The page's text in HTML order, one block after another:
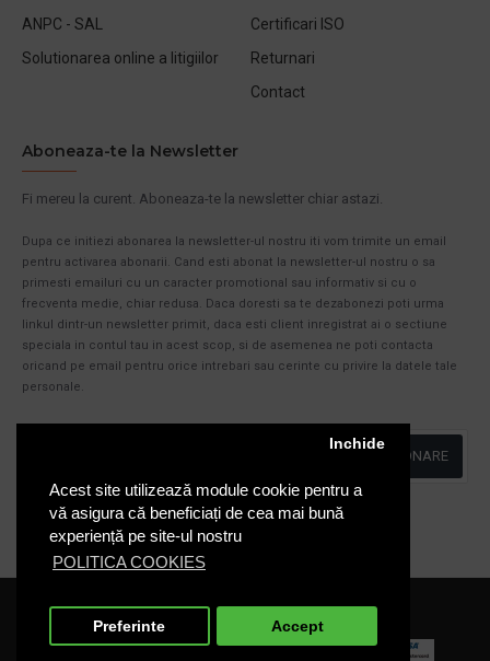
Acest site utilizează module cookie pentru a
vă asigura că beneficiați de cea mai bună
experiență pe site-ul nostru
POLITICA COOKIES
Inchide
Preferinte Accept
ANPC - SAL
Solutionarea online a litigiilor
Certificari ISO
Returnari
Contact
Aboneaza-te la Newsletter
Fi mereu la curent. Aboneaza-te la newsletter chiar astazi.
Dupa ce initiezi abonarea la newsletter-ul nostru iti vom trimite un email
pentru activarea abonarii. Cand esti abonat la newsletter-ul nostru o sa
primesti emailuri cu un caracter promotional sau informativ si cu o
frecventa medie, chiar redusa. Daca doresti sa te dezabonezi poti urma
linkul dintr-un newsletter primit, daca esti client inregistrat ai o sectiune
speciala in contul tau in acest scop, si de asemenea ne poti contacta
oricand pe email pentru orice intrebari sau cerinte cu privire la datele tale
personale.
ABONARE
Am citit şi sunt de acord cu Politica de Confidentialitate
Cosuri-Europubele.ro © 2020